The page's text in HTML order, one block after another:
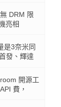
DRM 限
亮相
是3奈米同
發、輝達
開源工
費，